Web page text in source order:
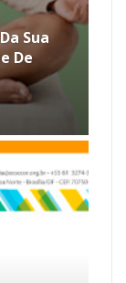
Sua
De